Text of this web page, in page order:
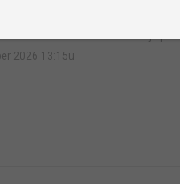
vindt het traditionele Zeiluitje
2026 13:15u